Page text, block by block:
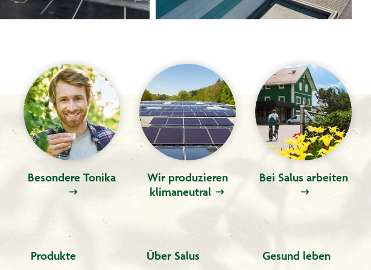
Besondere Tonika
Wir produzieren
klimaneutral
Bei Salus arbeiten
Produkte Über Salus Gesund leben